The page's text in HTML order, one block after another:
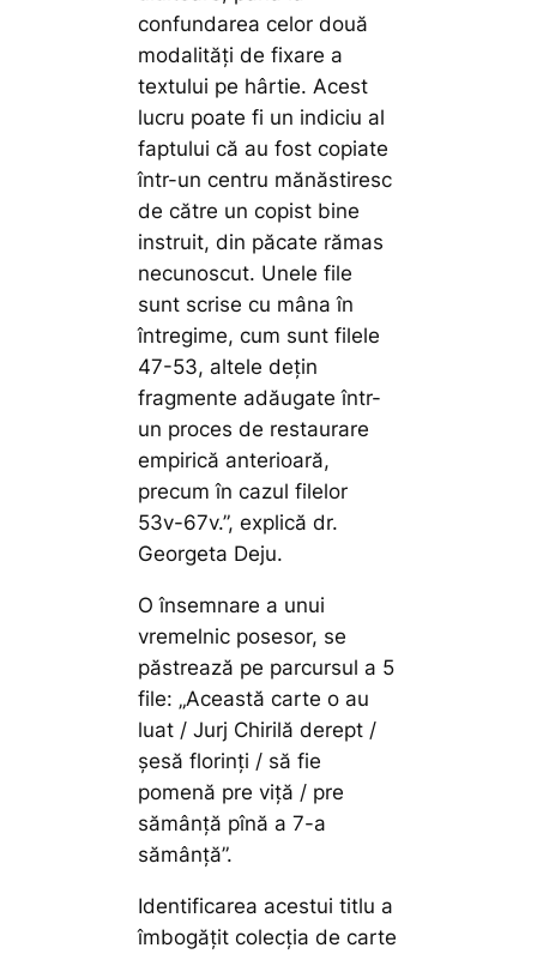
confundarea celor două
modalități de fixare a
textului pe hârtie. Acest
lucru poate fi un indiciu al
faptului că au fost copiate
într-un centru mănăstiresc
de către un copist bine
instruit, din păcate rămas
necunoscut. Unele file
sunt scrise cu mâna în
întregime, cum sunt filele
47-53, altele dețin
fragmente adăugate într-
un proces de restaurare
empirică anterioară,
precum în cazul filelor
53v-67v.”, explică dr.
Georgeta Deju.
O însemnare a unui
vremelnic posesor, se
păstrează pe parcursul a 5
file: „Această carte o au
luat / Jurj Chirilă derept /
șesă florinți / să fie
pomenă pre viță / pre
sămânță pînă a 7-a
sămânță”.
Identificarea acestui titlu a
îmbogățit colecția de carte